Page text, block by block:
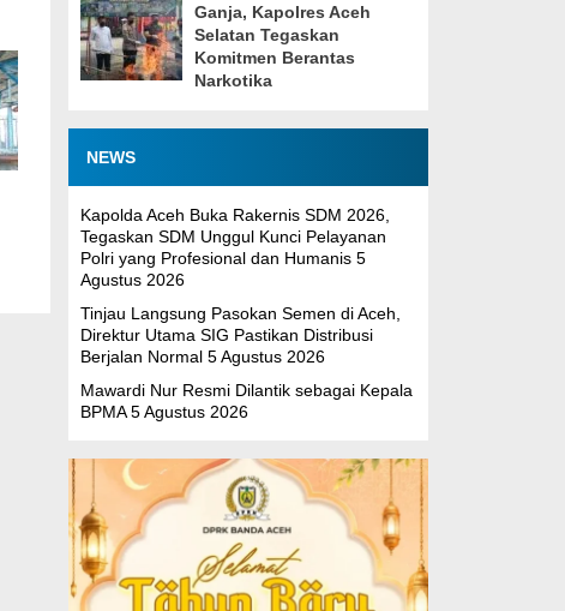
Ganja, Kapolres Aceh
Selatan Tegaskan
Komitmen Berantas
Narkotika
NEWS
Kapolda Aceh Buka Rakernis SDM 2026,
Tegaskan SDM Unggul Kunci Pelayanan
Polri yang Profesional dan Humanis 5
Agustus 2026
Tinjau Langsung Pasokan Semen di Aceh,
Direktur Utama SIG Pastikan Distribusi
Berjalan Normal 5 Agustus 2026
Mawardi Nur Resmi Dilantik sebagai Kepala
BPMA 5 Agustus 2026